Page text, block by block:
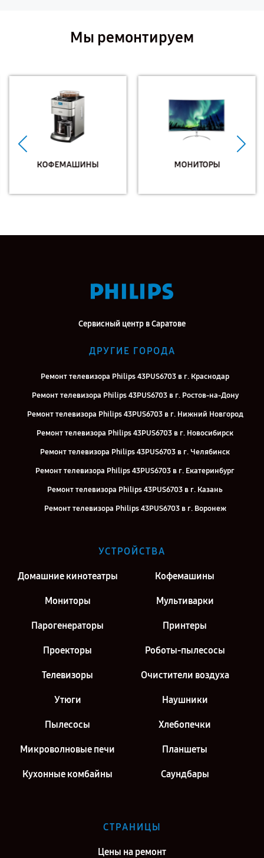
Мы ремонтируем
КОФЕМАШИНЫ МОНИТОРЫ
Сервисный центр в Саратове
ДРУГИЕ ГОРОДА
Ремонт телевизора Philips 43PUS6703 в г. Краснодар
Ремонт телевизора Philips 43PUS6703 в г. Ростов-на-Дону
Ремонт телевизора Philips 43PUS6703 в г. Нижний Новгород
Ремонт телевизора Philips 43PUS6703 в г. Новосибирск
Ремонт телевизора Philips 43PUS6703 в г. Челябинск
Ремонт телевизора Philips 43PUS6703 в г. Екатеринбург
Ремонт телевизора Philips 43PUS6703 в г. Казань
Ремонт телевизора Philips 43PUS6703 в г. Воронеж
Ремонт телевизора Philips 43PUS6703 в г. Москва
УСТРОЙСТВА
Домашние кинотеатры Кофемашины
Мониторы Мультиварки
Парогенераторы Принтеры
Проекторы Роботы-пылесосы
Телевизоры Очистители воздуха
Утюги Наушники
Пылесосы Хлебопечки
Микроволновые печи Планшеты
Кухонные комбайны Саундбары
СТРАНИЦЫ
Цены на ремонт